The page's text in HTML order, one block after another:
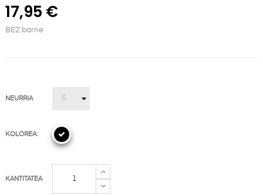
17,95 €
BEZ barne
NEURRIA
KOLOREA:
KANTITATEA